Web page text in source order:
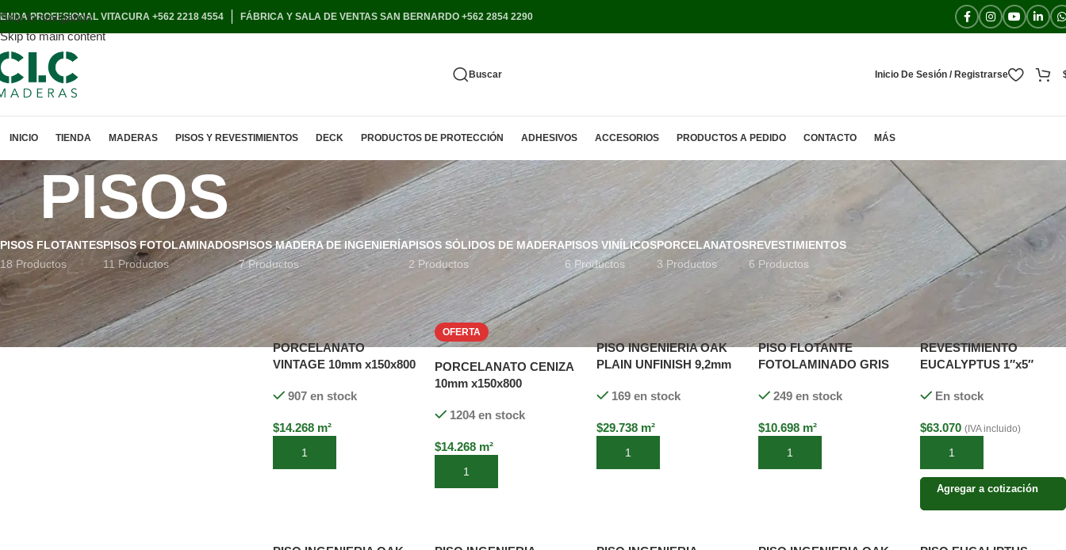
Skip to navigation
Skip to main content
PROFESIONAL VITACURA +562 2218 4554 FÁBRICA Y SALA DE VENTAS SAN BERNARDO +562 2854 2290
Buscar Inicio De Sesión / Registrarse
INICIO TIENDA MADERAS PISOS Y REVESTIMIENTOS DECK PRODUCTOS DE PROTECCIÓN ADHESIVOS ACCESORIOS PRODUCTOS A PEDIDO CONTACTO MÁS
PISOS
PISOS FLOTANTES
18 Productos
PISOS FOTOLAMINADOS
11 Productos
PISOS MADERA DE INGENIERÍA
7 Productos
PISOS SÓLIDOS DE MADERA
2 Productos
PISOS VINÍLICOS
6 Productos
PORCELANATOS
3 Productos
REVESTIMIENTOS
6 Productos
Inicio TIENDA PISOS Y REVESTIMIENTOS PISOS Mostrar 20 Todos
PORCELANATO
VINTAGE 10mm x150x800
907 en stock
$14.268m²
Añadir al carrito
OFERTA
PORCELANATO CENIZA
10mm x150x800
1204 en stock
$14.268m²
Añadir al carrito
PISO INGENIERIA OAK
PLAIN UNFINISH 9,2mm
169 en stock
$29.738m²
Añadir al carrito
PISO FLOTANTE
FOTOLAMINADO GRIS
249 en stock
$10.698m²
Añadir al carrito
REVESTIMIENTO
EUCALYPTUS 1″x5″
CANTERIA RECTA
En stock
$63.070 (IVA incluido)
Añadir al carrito
Agregar a cotización